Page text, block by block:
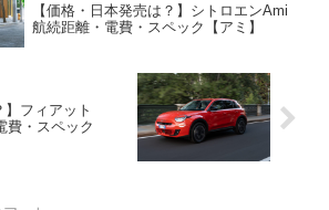
【価格・日本発売は？】シトロエンAmi
航続距離・電費・スペック【アミ】
】フィアット
費・スペック